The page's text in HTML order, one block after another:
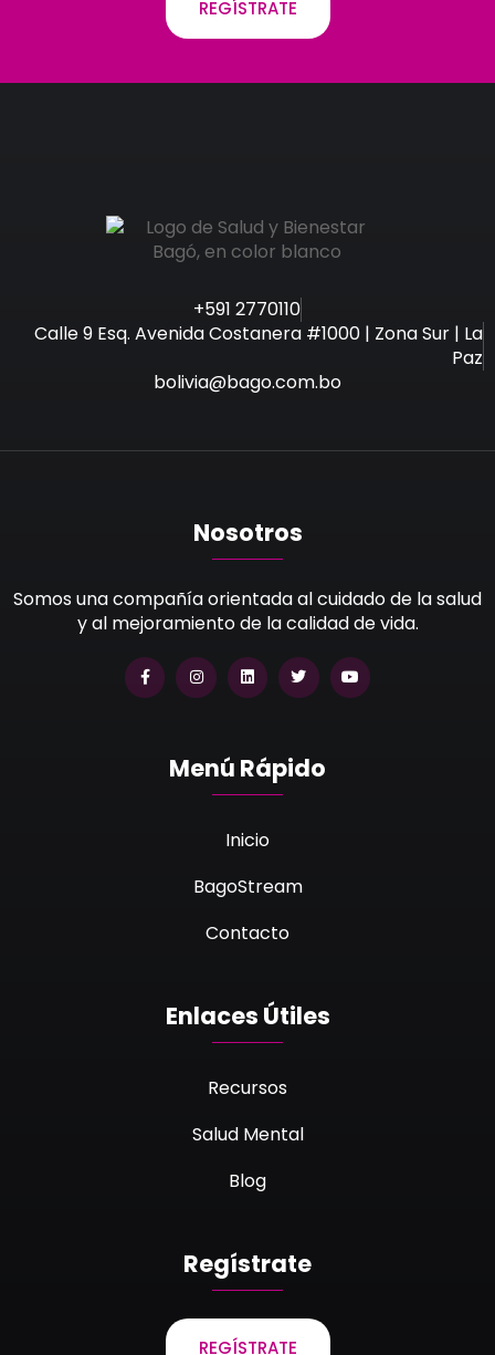
REGÍSTRATE
+591 2770110
Calle 9 Esq. Avenida Costanera #1000 | Zona Sur | La
Paz
bolivia@bago.com.bo
Nosotros
Somos una compañía orientada al cuidado de la salud
y al mejoramiento de la calidad de vida.
Menú Rápido
Inicio
BagoStream
Contacto
Enlaces Útiles
Recursos
Salud Mental
Blog
Regístrate
REGÍSTRATE